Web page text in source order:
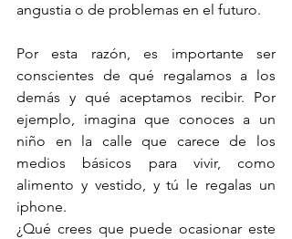
angustia o de problemas en el futuro.
Por esta razón, es importante ser
conscientes de qué regalamos a los
demás y qué aceptamos recibir. Por
ejemplo, imagina que conoces a un
niño en la calle que carece de los
medios básicos para vivir, como
alimento y vestido, y tú le regalas un
iphone.
¿Qué crees que puede ocasionar este